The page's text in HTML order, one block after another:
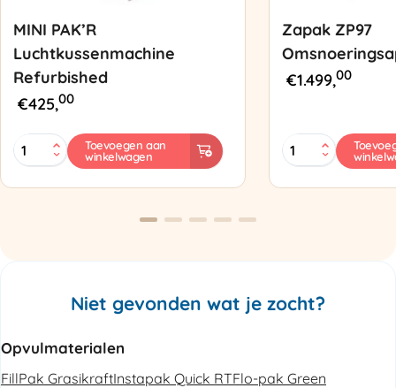
MINI PAK’R
Luchtkussenmachine
Refurbished
€425,00
MINI
PAK'R
Refurbished
Toevoegen aan
winkelwagen
Zapak ZP97
€1.499,00
Zapak
ZP97
aantal
Niet gevonden wat je zocht?
Opvulmaterialen
FillPak GrasikraftInstapak Quick RTFlo-pak Green